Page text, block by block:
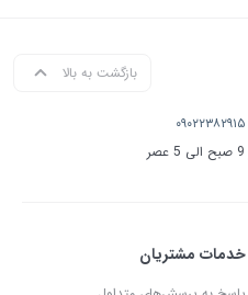
بازگشت به بالا
۰۹۰۲۲۳۸۲۹۱۵
خدمات مشتریان